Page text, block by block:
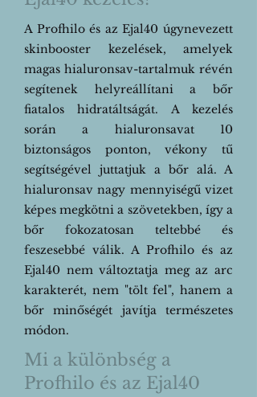
A Profhilo és az Ejal40 úgynevezett
skinbooster kezelések, amelyek
magas hialuronsav-tartalmuk révén
segítenek helyreállítani a bőr
fiatalos hidratáltságát. A kezelés
során a hialuronsavat 10
biztonságos ponton, vékony tű
segítségével juttatjuk a bőr alá. A
hialuronsav nagy mennyiségű vizet
képes megkötni a szövetekben, így a
bőr fokozatosan teltebbé és
feszesebbé válik. A Profhilo és az
Ejal40 nem változtatja meg az arc
karakterét, nem "tölt fel", hanem a
bőr minőségét javítja természetes
módon.
Mi a különbség a
Profhilo és az Ejal40